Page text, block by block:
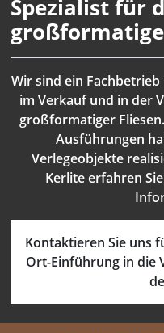
Spezialist für
Wir sind ein
im Verkauf und in der
großformatiger
Ausführungen
Verlegeobjekte
Kerlite erfahren
Kontaktieren Sie uns
Ort-Einführung in die